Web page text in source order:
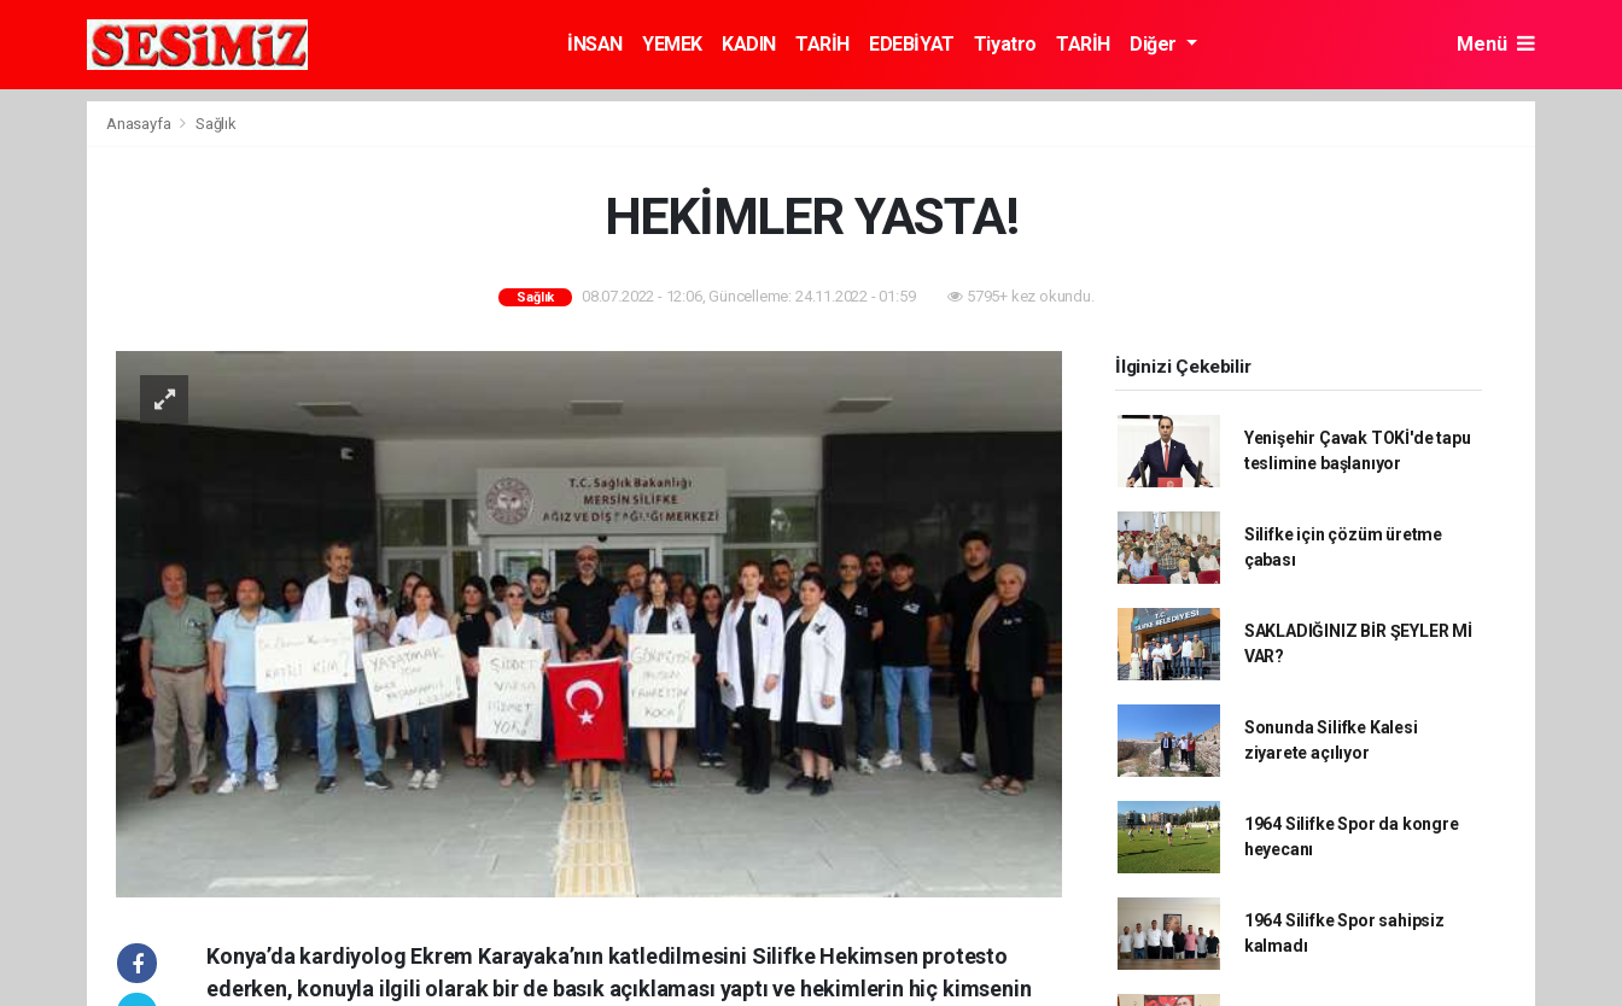
İNSAN YEMEK KADIN TARİH EDEBİYAT Tiyatro TARİH Diğer Menü
Anasayfa Sağlık
HEKİMLER YASTA!
Sağlık 08.07.2022 - 12:06, Güncelleme: 24.11.2022 - 01:59 5795+ kez okundu.
Konya’da kardiyolog Ekrem Karayaka’nın katledilmesini Silifke Hekimsen protesto
ederken, konuyla ilgili olarak bir de basık açıklaması yaptı ve hekimlerin hiç kimsenin
İlginizi Çekebilir
Yenişehir Çavak TOKİ'de tapu
teslimine başlanıyor
Silifke için çözüm üretme
çabası
SAKLADIĞINIZ BİR ŞEYLER Mİ
VAR?
Sonunda Silifke Kalesi
ziyarete açılıyor
1964 Silifke Spor da kongre
heyecanı
1964 Silifke Spor sahipsiz
kalmadı